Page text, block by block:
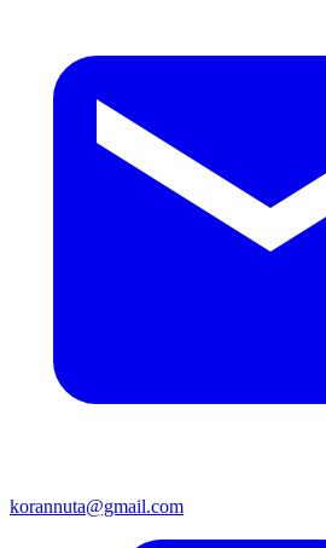
korannuta@gmail.com